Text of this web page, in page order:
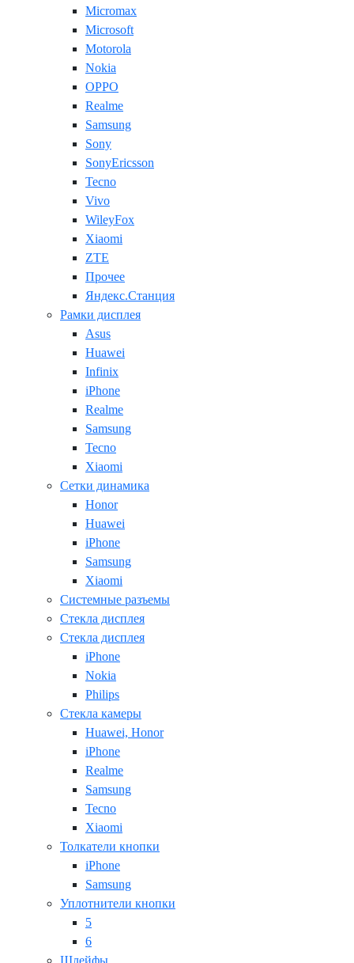
Micromax
Microsoft
Motorola
Nokia
OPPO
Realme
Samsung
Sony
SonyEricsson
Tecno
Vivo
WileyFox
Xiaomi
ZTE
Прочее
Яндекс.Станция
Рамки дисплея
Asus
Huawei
Infinix
iPhone
Realme
Samsung
Tecno
Xiaomi
Сетки динамика
Honor
Huawei
iPhone
Samsung
Xiaomi
Системные разъемы
Стекла дисплея
Стекла дисплея
iPhone
Nokia
Philips
Стекла камеры
Huawei, Honor
iPhone
Realme
Samsung
Tecno
Xiaomi
Толкатели кнопки
iPhone
Samsung
Уплотнители кнопки
5
6